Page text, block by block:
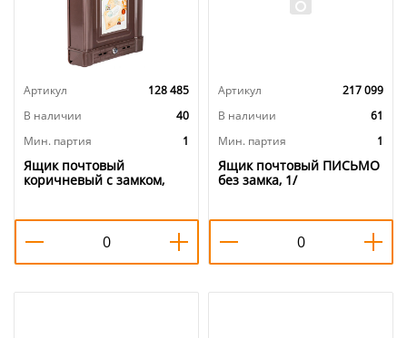
Артикул
128 485
В наличии
40
Мин. партия
1
Ящик почтовый
коричневый с замком,
Артикул
217 099
В наличии
61
Мин. партия
1
Ящик почтовый ПИСЬМО
без замка, 1/